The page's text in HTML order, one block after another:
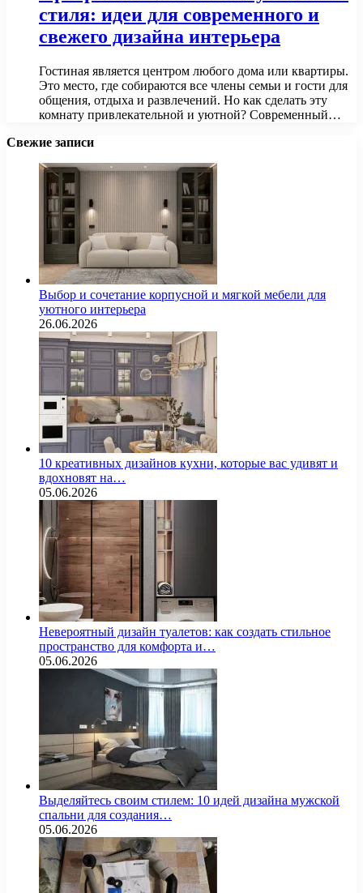
стиля: идеи для современного и
свежего дизайна интерьера
Гостиная является центром любого дома или квартиры.
Это место, где собираются все члены семьи и гости для
общения, отдыха и развлечений. Но как сделать эту
комнату привлекательной и уютной? Современный…
Свежие записи
Выбор и сочетание корпусной и мягкой мебели для
уютного интерьера
26.06.2026
10 креативных дизайнов кухни, которые вас удивят и
вдохновят на…
05.06.2026
Невероятный дизайн туалетов: как создать стильное
пространство для комфорта и…
05.06.2026
Выделяйтесь своим стилем: 10 идей дизайна мужской
спальни для создания…
05.06.2026